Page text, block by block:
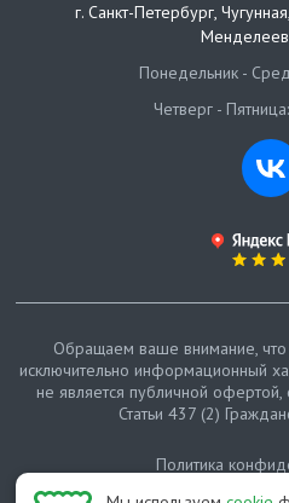
г. Санкт-Петербург,
Понедельник -
Четверг -
Обращаем ваше внимание,
исключительно информационный
не является публичной
Статьи 437 (2)
Политика